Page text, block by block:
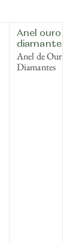
Anel ouro
diamantes
Anel de Ouro
Diamantes